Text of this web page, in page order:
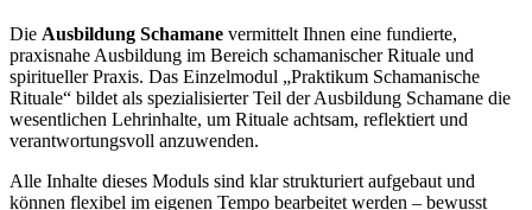
Die Ausbildung Schamane vermittelt Ihnen eine fundierte,
praxisnahe Ausbildung im Bereich schamanischer Rituale und
spiritueller Praxis. Das Einzelmodul „Praktikum Schamanische
Rituale“ bildet als spezialisierter Teil der Ausbildung Schamane die
wesentlichen Lehrinhalte, um Rituale achtsam, reflektiert und
verantwortungsvoll anzuwenden.
Alle Inhalte dieses Moduls sind klar strukturiert aufgebaut und
können flexibel im eigenen Tempo bearbeitet werden – bewusst